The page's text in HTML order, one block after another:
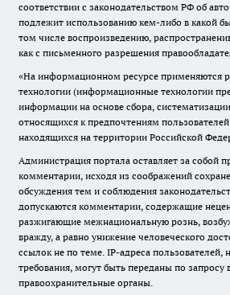
соответствии с законодательством РФ об
подлежит использованию кем-либо в какой
том числе воспроизведению,
как с письменного разрешения
«На информационном ресурсе применяются
технологии (информационные технологии
информации на основе сбора,
относящихся к предпочтениям
находящихся на территории Российской
Администрация портала оставляет за собой
комментарии, исходя из соображений
обсуждения тем и соблюдения
допускаются комментарии, содержащие
разжигающие межнациональную рознь,
вражду, а равно унижение человеческого
ссылок не по теме. IP-адреса
требования, могут быть переданы по запросу
правоохранительные органы.